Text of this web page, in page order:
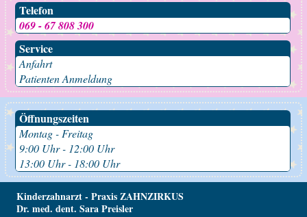
Telefon
069 - 67 808 300
Service
Anfahrt
Patienten Anmeldung
Öffnungszeiten
Montag - Freitag
9:00 Uhr - 12:00 Uhr
13:00 Uhr - 18:00 Uhr
Kinderzahnarzt - Praxis ZAHNZIRKUS
Dr. med. dent. Sara Preisler